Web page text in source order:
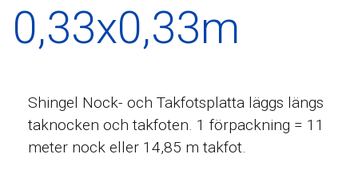
0,33x0,33m
Shingel Nock- och Takfotsplatta läggs längs
taknocken och takfoten. 1 förpackning = 11
meter nock eller 14,85 m takfot.